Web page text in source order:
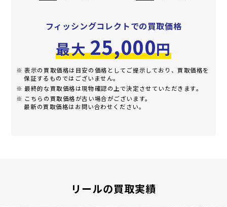
フィッシングコレクトでの買取価格
最大25,000円
※ 表示の買取価格は目安の価格としてご提示しており、買取価格を
保証するものではございません。
※ 最終的な買取価格は現物確認の上で決定させていただきます。
※ こちらの買取価格が古い場合がございます。
最新の買取価格はお問い合わせください。
リールの買取実績